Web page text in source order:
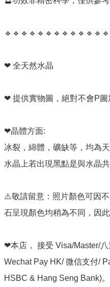
🔹️🔹️🔹️🔹️🔹️🔹️🔹️🔹️🔹️🔹️🔹️🔹️🔹️
❤ 全天然水晶
❤ 提供實物圖，絕對不會P圖
❤晶體方面:
冰裂，綿體，礦缺等，均為天
水晶上若出現黑點是與水晶
⚠️敬請留意：照片顏色可因
石呈現顏色均稍為不同，因
❤本店， 接受 Visa/Master/
Wechat Pay HK/ 微信支付/
HSBC & Hang Seng Bank)